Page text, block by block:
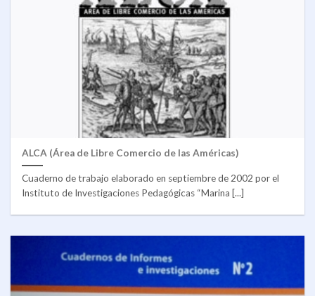
ALCA (Área de Libre Comercio de las Américas)
Cuaderno de trabajo elaborado en septiembre de 2002 por el
Instituto de Investigaciones Pedagógicas “Marina [...]